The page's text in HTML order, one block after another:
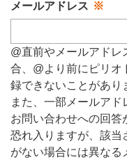
メールアドレス
@直前やメールアドレ
合、@より前にピリオ
録できないことがあり
また、一部メールア
お問い合わせへの回答
恐れ入りますが、該当
がない場合には異な